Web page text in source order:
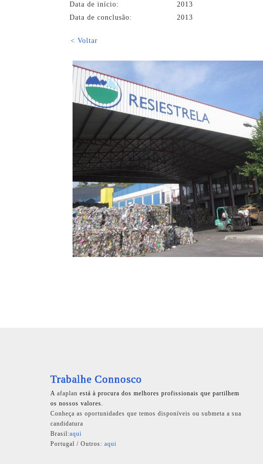
Data de início:
2013
Data de conclusão:
2013
< Voltar
Trabalhe Connosco
A afaplan está à procura dos melhores profissionais que partilhem
os nossos valores.
Conheça as oportunidades que temos disponíveis ou submeta a sua
candidatura
Brasil:aqui
Portugal / Outros: aqui